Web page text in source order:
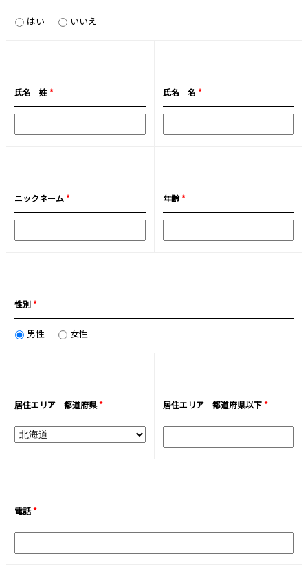
はい いいえ
氏名 姓* 氏名 名 *
ニックネーム* 年齢*
性別*
男性 女性
居住エリア 都道府県* 居住エリア 都道府県以下*
電話*